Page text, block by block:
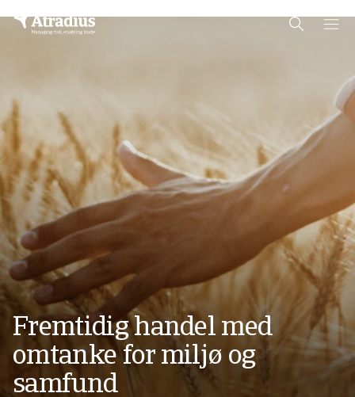
Fremtidig handel med
omtanke for miljø og
samfund